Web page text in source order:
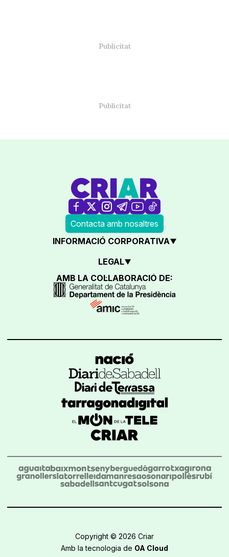
Contacta amb nosaltres
INFORMACIÓ CORPORATIVA
LEGAL
AMB LA COL·LABORACIÓ DE:
Copyright © 2026 Criar
Amb la tecnologia de OA Cloud